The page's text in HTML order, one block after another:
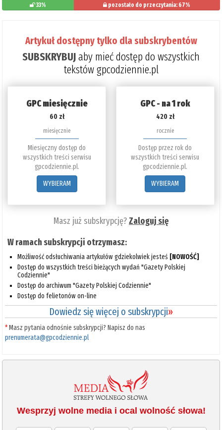
33% pozostało do przeczytania: 67%
Artykuł dostępny tylko dla subskrybentów
SUBSKRYBUJaby mieć dostęp do wszystkich
tekstów gpcodziennie.pl
GPC miesięcznie
60 zł
miesięcznie
Miesięczny dostęp do
wszystkich treści serwisu
gpcodziennie.pl.
WYBIERAM
GPC - na 1 rok
420 zł
rocznie
Dostęp przez rok do
wszystkich treści serwisu
gpcodziennie.pl.
WYBIERAM
Masz już subskrypcję?Zaloguj się
W ramach subskrypcji otrzymasz:
Możliwość odsłuchiwania artykułów gdziekolwiek jesteś [NOWOŚĆ]
Dostęp do wszystkich treści bieżących wydań "Gazety Polskiej
Codziennie"
Dostęp do archiwum "Gazety Polskiej Codziennie"
Dostęp do felietonów on-line
Dowiedz się więcej o subskrypcji»
*Masz pytania odnośnie subskrypcji? Napisz do nas
prenumerata@gpcodziennie.pl
Wesprzyj wolne media i ocal wolność słowa!